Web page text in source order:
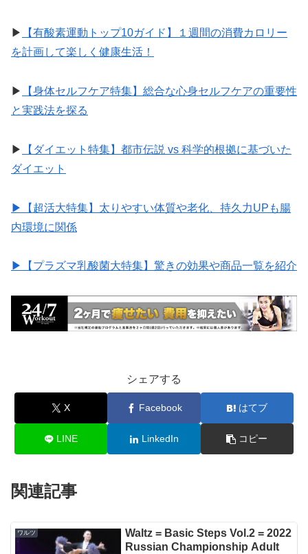
▶︎
【有酸素運動トップ10ガイド】１週間の消費カロリー
を計画して楽しく健康生活！
▶︎
【身体セルフケア特集】総合な心身セルフケアの重要性
と実践法を探る
▶︎
【ダイエット特集】都市伝説 vs 科学的根拠に基づいた
ダイエット
▶︎【超活大特集】太りやすい体質や老化、持久力UPも腸
内環境に関係
▶︎【プラズマ乳酸菌大特集】驚きの効果や商品一覧を紹介
シェアする
X Facebook はてブ
LINE LinkedIn コピー
関連記事
ワルツ
Waltz = Basic Steps Vol.2 = 2022
Russian Championship Adult